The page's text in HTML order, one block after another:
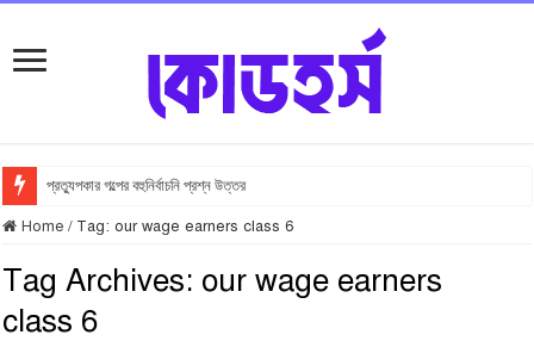
প্রত্যুপকার গল্পের বহুনির্বাচনি প্রশ্ন উত্তর
Home / Tag:our wage earners class 6
Tag Archives: our wage earners
class 6